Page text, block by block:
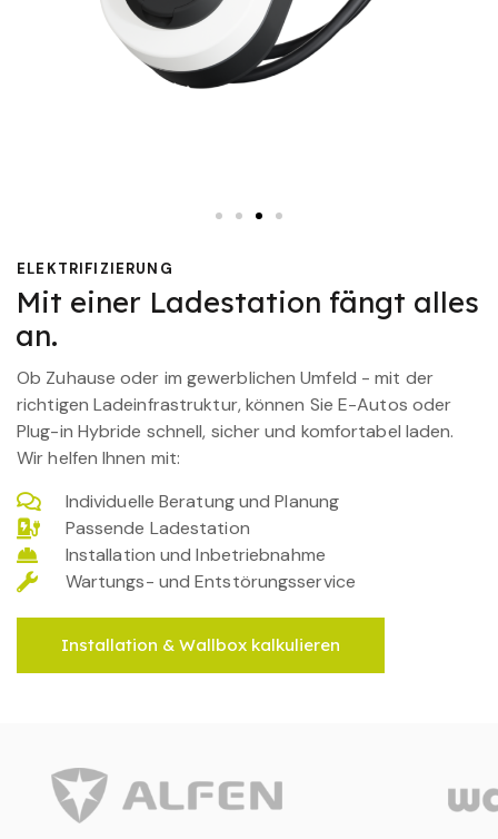
ELEKTRIFIZIERUNG
Mit einer Ladestation fängt alles
an.
Ob Zuhause oder im gewerblichen Umfeld - mit der
richtigen Ladeinfrastruktur, können Sie E-Autos oder
Plug-in Hybride schnell, sicher und komfortabel laden.
Wir helfen Ihnen mit:
Individuelle Beratung und Planung
Passende Ladestation
Installation und Inbetriebnahme
Wartungs- und Entstörungsservice
Installation & Wallbox kalkulieren